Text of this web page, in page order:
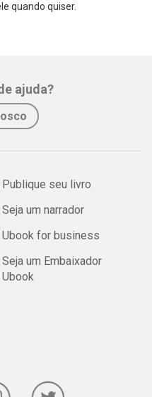
quando quiser.
ajuda?
Publique seu livro
Seja um narrador
Ubook for business
Seja um Embaixador
Ubook